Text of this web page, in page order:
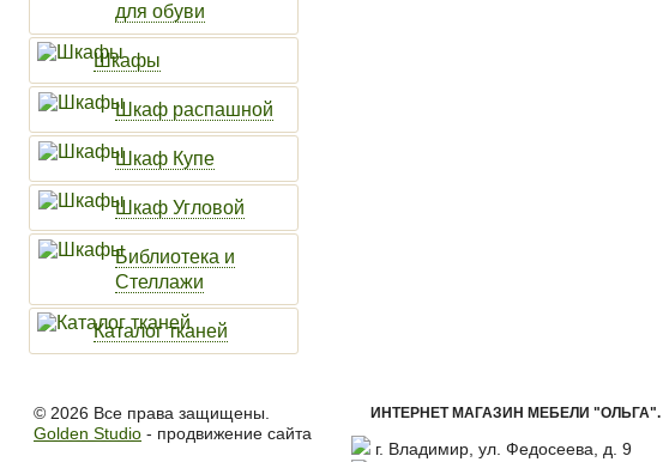
для обуви
Шкафы
Шкаф распашной
Шкаф Купе
Шкаф Угловой
Библиотека и
Стеллажи
Каталог тканей
© 2026 Все права защищены.
Golden Studio - продвижение сайта
ИНТЕРНЕТ МАГАЗИН МЕБЕЛИ "ОЛЬГА".
г. Владимир, ул. Федосеева, д. 9